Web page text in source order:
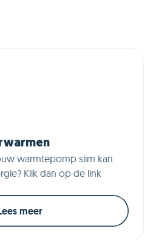
warmtepomp slim kan
Klik dan op de link
meer